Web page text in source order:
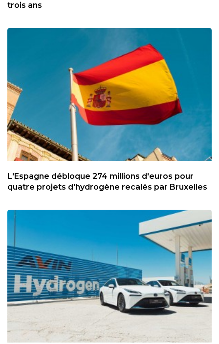
trois ans
L'Espagne débloque 274 millions d'euros pour
quatre projets d'hydrogène recalés par Bruxelles